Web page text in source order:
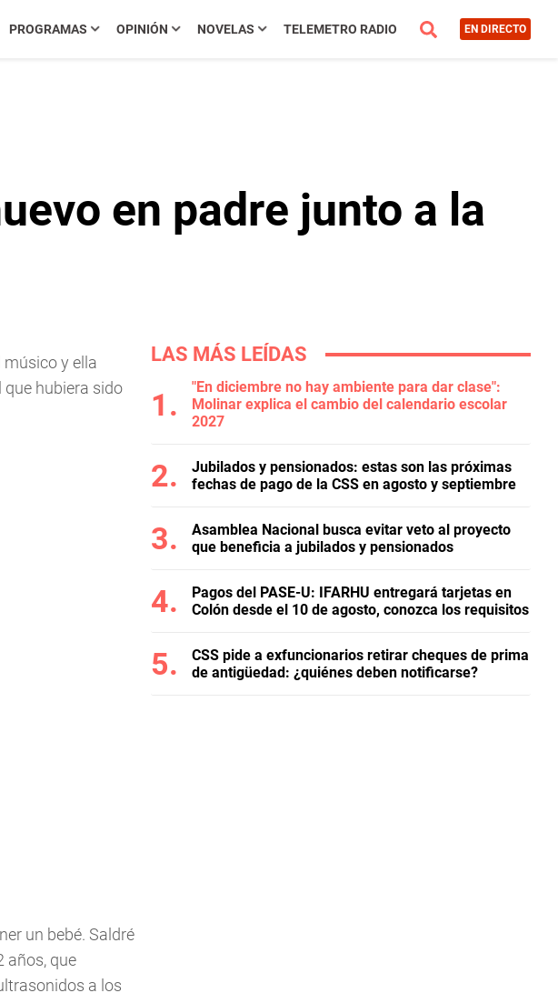
PROGRAMAS OPINIÓN NOVELAS TELEMETRO RADIO EN DIRECTO
en padre junto a la
músico y ella
que hubiera sido
un bebé. Saldré
años, que
a los
LAS MÁS LEÍDAS
"En diciembre no hay ambiente para dar clase":
Molinar explica el cambio del calendario escolar
2027
Jubilados y pensionados: estas son las próximas
fechas de pago de la CSS en agosto y septiembre
Asamblea Nacional busca evitar veto al proyecto
que beneficia a jubilados y pensionados
Pagos del PASE-U: IFARHU entregará tarjetas en
Colón desde el 10 de agosto, conozca los requisitos
CSS pide a exfuncionarios retirar cheques de prima
de antigüedad: ¿quiénes deben notificarse?